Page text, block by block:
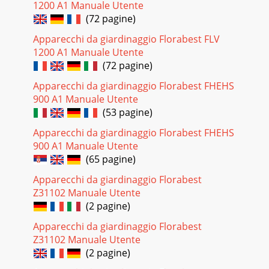
27123414456678 9
101113121415161718192120222423252621212525
Pagina 24 - Importeur
30GBSymbols in the manual Warning symbols with in-
formation on damage and injury prevention. Instruction
Pagina 25
31GBsmoke whilst refuelling;- Fill with petrol before starting
the engine. Do not open the ller cap or rell with petrol
whilst the engine is runnin
Pagina 26 - General Description
32GBin front of the ejection channel.• Switch on the engine
in accordance with the instructions and only if your feet are
a safe distance away from t
Pagina 27 - Safety Equipment
33GBInitial Operation Caution! Risk of injury from rotating
blades. Carry out work on the equipment only when the
blade is switched off and stationar
1200 A1 Manuale Utente
(72 pagine)
Apparecchi da giardinaggio Florabest FLV
1200 A1 Manuale Utente
(72 pagine)
Apparecchi da giardinaggio Florabest FHEHS
900 A1 Manuale Utente
(53 pagine)
Apparecchi da giardinaggio Florabest FHEHS
900 A1 Manuale Utente
(65 pagine)
Apparecchi da giardinaggio Florabest
Z31102 Manuale Utente
(2 pagine)
Apparecchi da giardinaggio Florabest
Z31102 Manuale Utente
(2 pagine)